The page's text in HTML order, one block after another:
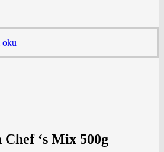
oku
‘s Mix 500g